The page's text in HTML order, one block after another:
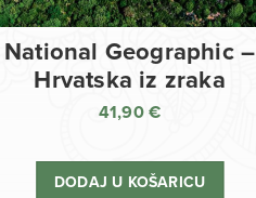
National Geographic –
Hrvatska iz zraka
41,90€
DODAJ U KOŠARICU